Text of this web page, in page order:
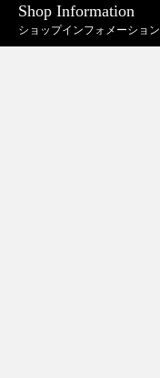
Shop Information
ショップインフォメーション